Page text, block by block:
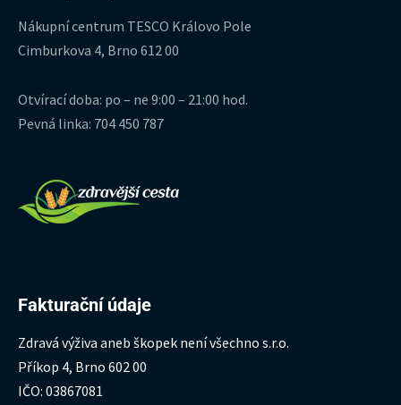
Nákupní centrum TESCO Královo Pole
Cimburkova 4, Brno 612 00
Otvírací doba: po – ne 9:00 – 21:00 hod.
Pevná linka: 704 450 787
Fakturační údaje
Zdravá výživa aneb škopek není všechno s.r.o.
Příkop 4, Brno 602 00
IČO: 03867081